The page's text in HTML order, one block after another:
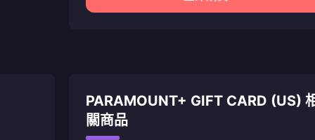
PARAMOUNT+ GIFT CARD (US)
關商品